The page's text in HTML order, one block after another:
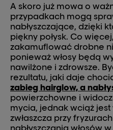
A skoro już mowa o
przypadkach mogą
nabłyszczające, dzięki
piękny połysk. Co
zakamuflować drobne
ponieważ włosy będą
nawilżone i zdrowsze.
rezultatu, jaki daje
zabieg hairglow, a
powierzchowne i
mycia, jednak wciąż
zwłaszcza przy
nabłyszczania włosów